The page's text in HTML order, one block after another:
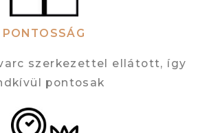
PONTOSSÁG
szerkezettel ellátott, így
pontosak